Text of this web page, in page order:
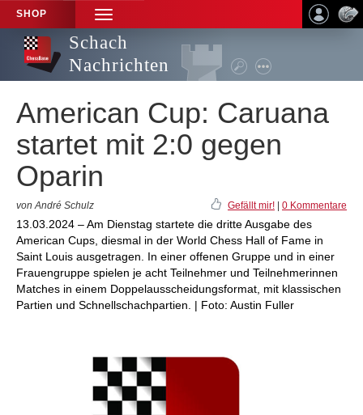
SHOP
TOGGLE
NAVIGATION
Schach
Nachrichten
American Cup: Caruana
startet mit 2:0 gegen
Oparin
von André Schulz Gefällt mir! 0 Kommentare
13.03.2024 – Am Dienstag startete die dritte Ausgabe des
American Cups, diesmal in der World Chess Hall of Fame in
Saint Louis ausgetragen. In einer offenen Gruppe und in einer
Frauengruppe spielen je acht Teilnehmer und Teilnehmerinnen
Matches in einem Doppelausscheidungsformat, mit klassischen
Partien und Schnellschachpartien. | Foto: Austin Fuller